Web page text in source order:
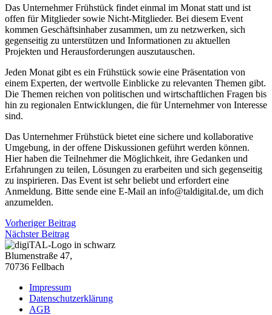
Das Unternehmer Frühstück findet einmal im Monat statt und ist
offen für Mitglieder sowie Nicht-Mitglieder. Bei diesem Event
kommen Geschäftsinhaber zusammen, um zu netzwerken, sich
gegenseitig zu unterstützen und Informationen zu aktuellen
Projekten und Herausforderungen auszutauschen.
Jeden Monat gibt es ein Frühstück sowie eine Präsentation von
einem Experten, der wertvolle Einblicke zu relevanten Themen gibt.
Die Themen reichen von politischen und wirtschaftlichen Fragen bis
hin zu regionalen Entwicklungen, die für Unternehmer von Interesse
sind.
Das Unternehmer Frühstück bietet eine sichere und kollaborative
Umgebung, in der offene Diskussionen geführt werden können.
Hier haben die Teilnehmer die Möglichkeit, ihre Gedanken und
Erfahrungen zu teilen, Lösungen zu erarbeiten und sich gegenseitig
zu inspirieren. Das Event ist sehr beliebt und erfordert eine
Anmeldung. Bitte sende eine E-Mail an info@taldigital.de, um dich
anzumelden.
Vorheriger Beitrag
Nächster Beitrag
Blumenstraße 47,
70736 Fellbach
Impressum
Datenschutzerklärung
AGB